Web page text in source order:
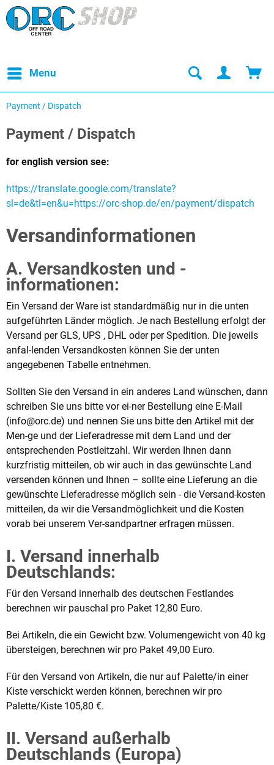
Menu
Payment / Dispatch
Payment / Dispatch
for english version see:
https://translate.google.com/translate?
sl=de&tl=en&u=https://orc-shop.de/en/payment/dispatch
Versandinformationen
A. Versandkosten und -
informationen:
Ein Versand der Ware ist standardmäßig nur in die unten
aufgeführten Länder möglich. Je nach Bestellung erfolgt der
Versand per GLS, UPS , DHL oder per Spedition. Die jeweils
anfal-lenden Versandkosten können Sie der unten
angegebenen Tabelle entnehmen.
Sollten Sie den Versand in ein anderes Land wünschen, dann
schreiben Sie uns bitte vor ei-ner Bestellung eine E-Mail
(info@orc.de) und nennen Sie uns bitte den Artikel mit der
Men-ge und der Lieferadresse mit dem Land und der
entsprechenden Postleitzahl. Wir werden Ihnen dann
kurzfristig mitteilen, ob wir auch in das gewünschte Land
versenden können und Ihnen – sollte eine Lieferung an die
gewünschte Lieferadresse möglich sein - die Versand-kosten
mitteilen, da wir die Versandmöglichkeit und die Kosten
vorab bei unserem Ver-sandpartner erfragen müssen.
I. Versand innerhalb
Deutschlands:
Für den Versand innerhalb des deutschen Festlandes
berechnen wir pauschal pro Paket 12,80 Euro.
Bei Artikeln, die ein Gewicht bzw. Volumengewicht von 40 kg
übersteigen, berechnen wir pro Paket 49,00 Euro.
Für den Versand von Artikeln, die nur auf Palette/in einer
Kiste verschickt werden können, berechnen wir pro
Palette/Kiste 105,80 €.
II. Versand außerhalb
Deutschlands (Europa)